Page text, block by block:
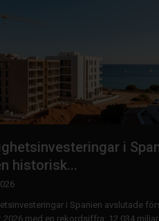
i
historisk...
i Spanien avslutade
2026 med en rekordsiffra: 12,034